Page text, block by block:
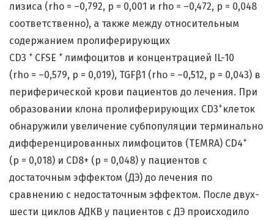
лизиса (rho = –0,792, p = 0,001 и rho = –0,472, p = 0,048
соответственно), а также между относительным
содержанием пролиферирующих
CD3 + CFSE + лимфоцитов и концентрацией IL-10
(rho = –0,579, p = 0,019), TGFβ1 (rho = –0,512, p = 0,043) в
периферической крови пациентов до лечения. При
образовании клона пролиферирующих CD3+ клеток
обнаружили увеличение субпопуляции терминально
дифференцированных лимфоцитов (TEMRA) СD4+
(р = 0,018) и CD8+ (р = 0,048) у пациентов с
достаточным эффектом (ДЭ) до лечения по
сравнению с недостаточным эффектом. После двух-
шести циклов АДКВ у пациентов с ДЭ происходило